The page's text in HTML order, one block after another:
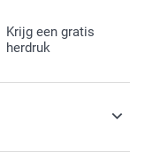
Krijg een gratis
herdruk